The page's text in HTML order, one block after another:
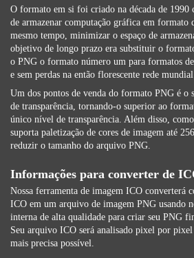
O formato em si foi criado na década de
de armazenar computação gráfica em formato
mesmo tempo, minimizar o espaço de
objetivo de longo prazo era substituir o
o PNG o formato número um para formatos
e sem perdas na então florescente rede
Um dos pontos de venda do formato PNG é o
de transparência, tornando-o superior ao
único nível de transparência. Além disso,
suporta paletização de cores de imagem até
reduzir o tamanho do arquivo PNG.
Informações para converter de
Nossa ferramenta de imagem ICO converterá
ICO em um arquivo de imagem PNG usando
interna de alta qualidade para criar seu PNG
Seu arquivo ICO será analisado pixel por
mais precisa possível.